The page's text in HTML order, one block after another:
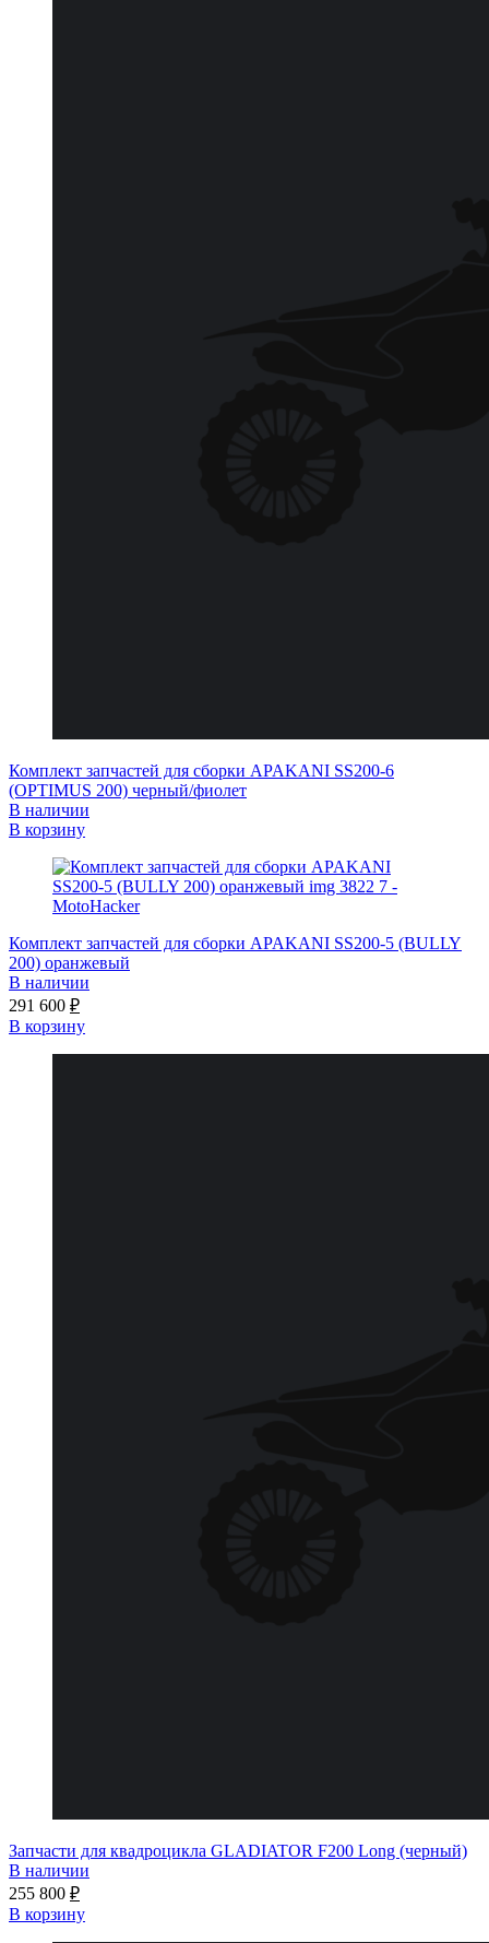
Комплект запчастей для сборки APAKANI SS200-6
(OPTIMUS 200) черный/фиолет
В наличии
В корзину
Комплект запчастей для сборки APAKANI SS200-5 (BULLY
200) оранжевый
В наличии
291 600 ₽
В корзину
Запчасти для квадроцикла GLADIATOR F200 Long (черный)
В наличии
255 800 ₽
В корзину